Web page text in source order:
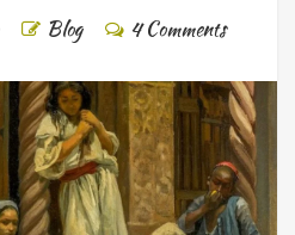
Blog 4 Comments